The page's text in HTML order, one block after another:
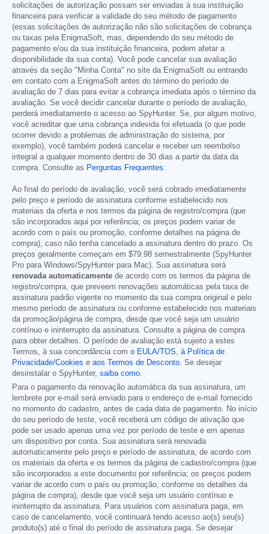
solicitações de autorização possam ser enviadas à sua instituição
financeira para verificar a validade do seu método de pagamento
(essas solicitações de autorização não são solicitações de cobrança
ou taxas pela EnigmaSoft, mas, dependendo do seu método de
pagamento e/ou da sua instituição financeira, podem afetar a
disponibilidade da sua conta). Você pode cancelar sua avaliação
através da seção "Minha Conta" no site da EnigmaSoft ou entrando
em contato com a EnigmaSoft antes do término do período de
avaliação de 7 dias para evitar a cobrança imediata após o término da
avaliação. Se você decidir cancelar durante o período de avaliação,
perderá imediatamente o acesso ao SpyHunter. Se, por algum motivo,
você acreditar que uma cobrança indevida foi efetuada (o que pode
ocorrer devido a problemas de administração do sistema, por
exemplo), você também poderá cancelar e receber um reembolso
integral a qualquer momento dentro de 30 dias a partir da data da
compra. Consulte as Perguntas Frequentes.
Ao final do período de avaliação, você será cobrado imediatamente
pelo preço e período de assinatura conforme estabelecido nos
materiais da oferta e nos termos da página de registro/compra (que
são incorporados aqui por referência; os preços podem variar de
acordo com o país ou promoção, conforme detalhes na página de
compra), caso não tenha cancelado a assinatura dentro do prazo. Os
preços geralmente começam em $79.98 semestralmente (SpyHunter
Pro para Windows/SpyHunter para Mac). Sua assinatura será
renovada automaticamente de acordo com os termos da página de
registro/compra, que preveem renovações automáticas pela taxa de
assinatura padrão vigente no momento da sua compra original e pelo
mesmo período de assinatura ou conforme estabelecido nos materiais
da promoção/página de compra, desde que você seja um usuário
contínuo e ininterrupto da assinatura. Consulte a página de compra
para obter detalhes. O período de avaliação está sujeito a estes
Termos, à sua concordância com o EULA/TOS, à Política de
Privacidade/Cookies e aos Termos de Desconto. Se desejar
desinstalar o SpyHunter, saiba como.
Para o pagamento da renovação automática da sua assinatura, um
lembrete por e-mail será enviado para o endereço de e-mail fornecido
no momento do cadastro, antes de cada data de pagamento. No início
do seu período de teste, você receberá um código de ativação que
pode ser usado apenas uma vez por período de teste e em apenas
um dispositivo por conta. Sua assinatura será renovada
automaticamente pelo preço e período de assinatura, de acordo com
os materiais da oferta e os termos da página de cadastro/compra (que
são incorporados a este documento por referência; os preços podem
variar de acordo com o país ou promoção, conforme os detalhes da
página de compra), desde que você seja um usuário contínuo e
ininterrupto da assinatura. Para usuários com assinatura paga, em
caso de cancelamento, você continuará tendo acesso ao(s) seu(s)
produto(s) até o final do período de assinatura paga. Se desejar